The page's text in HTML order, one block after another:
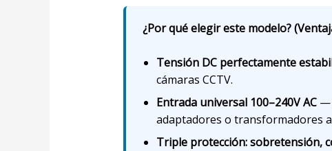
¿Por qué elegir este modelo?
Tensión DC perfectamente
cámaras CCTV.
Entrada universal 100–240V AC—
adaptadores o transformadores
Triple protección: sobretensión,